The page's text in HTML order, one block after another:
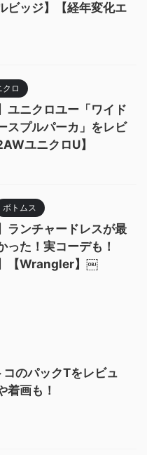
ビッジ】【経年変化エ
クロ
ユニクロユー「ワイド
スプルパーカ」をレビ
ユニクロU】
ボトムス
ランチャードレスが最
った！実コーデも！
】【Wrangler】￼
コのパックTをレビュ
着画も！